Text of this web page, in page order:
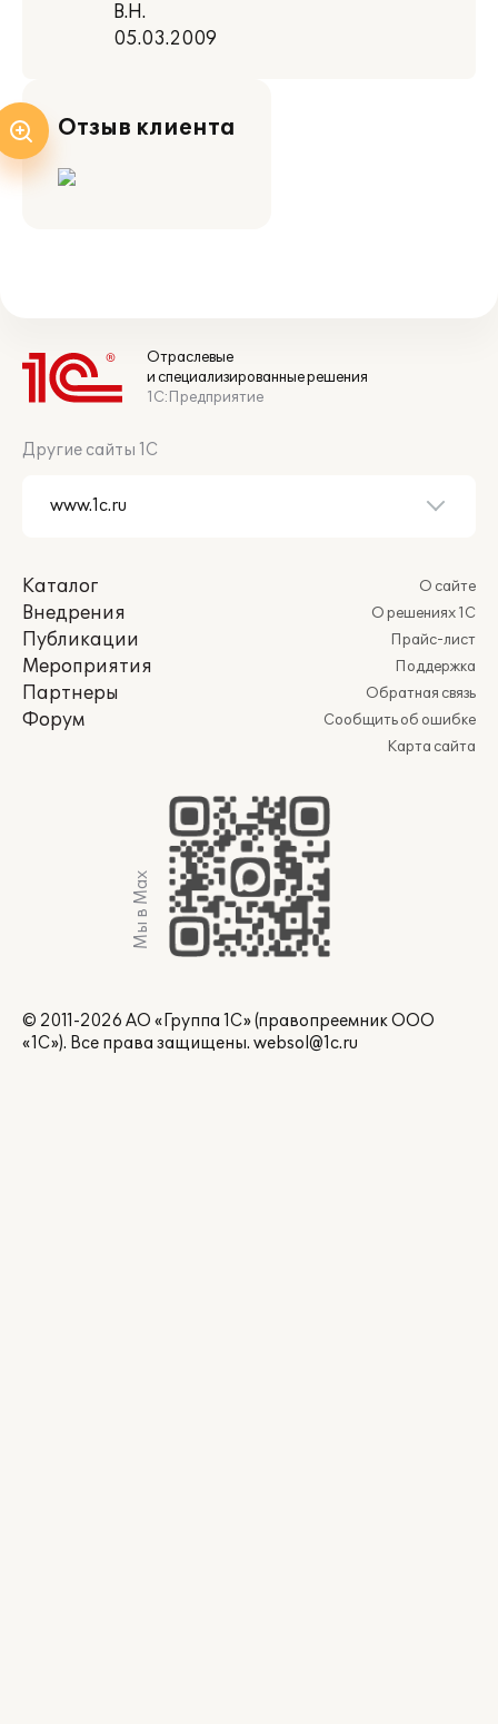
В.Н.
05.03.2009
Отзыв клиента
Отраслевые
и специализированные решения
1С:Предприятие
Другие сайты 1С
Каталог
Внедрения
Публикации
Мероприятия
Партнеры
Форум
О сайте
О решениях 1С
Прайс-лист
Поддержка
Обратная связь
Сообщить об ошибке
Карта сайта
Мы в Max
© 2011-2026 АО «Группа 1С» (правопреемник ООО
«1С»). Все права защищены. websol@1c.ru